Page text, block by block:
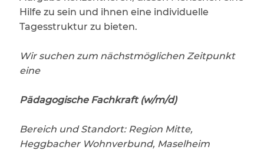
Hilfe zu sein und ihnen eine individuelle
Tagesstruktur zu bieten.
Wir suchen zum nächstmöglichen Zeitpunkt
eine
Pädagogische Fachkraft (w/m/d)
Bereich und Standort: Region Mitte,
Heggbacher Wohnverbund, Maselheim